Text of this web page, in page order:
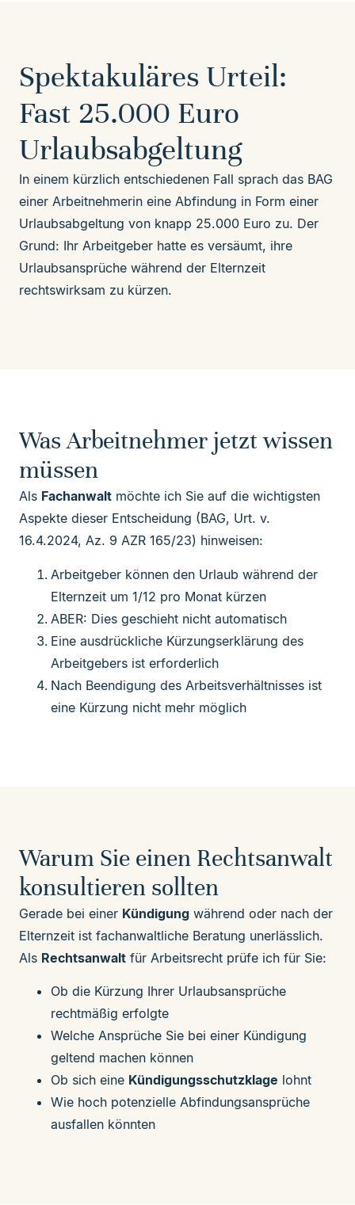
Spektakuläres Urteil:
Fast 25.000 Euro
Urlaubsabgeltung
In einem kürzlich entschiedenen Fall sprach das BAG
einer Arbeitnehmerin eine Abfindung in Form einer
Urlaubsabgeltung von knapp 25.000 Euro zu. Der
Grund: Ihr Arbeitgeber hatte es versäumt, ihre
Urlaubsansprüche während der Elternzeit
rechtswirksam zu kürzen.
Was Arbeitnehmer jetzt wissen
müssen
Als Fachanwalt möchte ich Sie auf die wichtigsten
Aspekte dieser Entscheidung (BAG, Urt. v.
16.4.2024, Az. 9 AZR 165/23) hinweisen:
Arbeitgeber können den Urlaub während der
Elternzeit um 1/12 pro Monat kürzen
ABER: Dies geschieht nicht automatisch
Eine ausdrückliche Kürzungserklärung des
Arbeitgebers ist erforderlich
Nach Beendigung des Arbeitsverhältnisses ist
eine Kürzung nicht mehr möglich
Warum Sie einen Rechtsanwalt
konsultieren sollten
Gerade bei einer Kündigung während oder nach der
Elternzeit ist fachanwaltliche Beratung unerlässlich.
Als Rechtsanwalt für Arbeitsrecht prüfe ich für Sie:
Ob die Kürzung Ihrer Urlaubsansprüche
rechtmäßig erfolgte
Welche Ansprüche Sie bei einer Kündigung
geltend machen können
Ob sich eine Kündigungsschutzklage lohnt
Wie hoch potenzielle Abfindungsansprüche
ausfallen könnten